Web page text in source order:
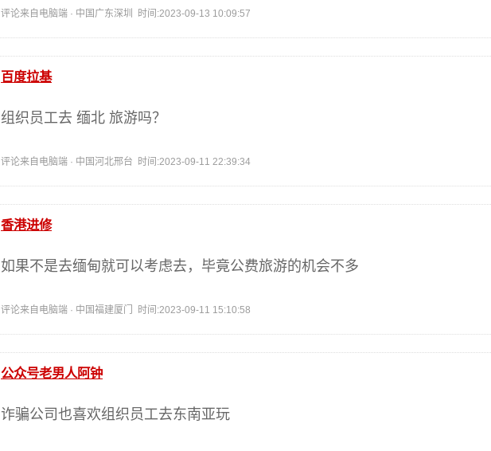
评论来自电脑端 · 中国广东深圳 时间:2023-09-13 10:09:57
百度拉基
组织员工去 缅北 旅游吗？
评论来自电脑端 · 中国河北邢台 时间:2023-09-11 22:39:34
香港进修
如果不是去缅甸就可以考虑去，毕竟公费旅游的机会不多
评论来自电脑端 · 中国福建厦门 时间:2023-09-11 15:10:58
公众号老男人阿钟
诈骗公司也喜欢组织员工去东南亚玩